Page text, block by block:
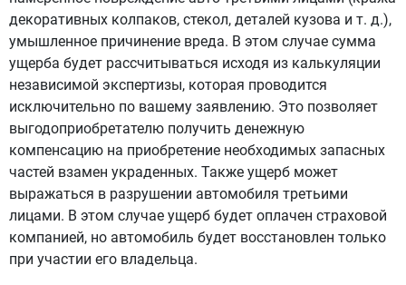
декоративных колпаков, стекол, деталей кузова и т. д.),
умышленное причинение вреда. В этом случае сумма
ущерба будет рассчитываться исходя из калькуляции
независимой экспертизы, которая проводится
исключительно по вашему заявлению. Это позволяет
выгодоприобретателю получить денежную
компенсацию на приобретение необходимых запасных
частей взамен украденных. Также ущерб может
выражаться в разрушении автомобиля третьими
лицами. В этом случае ущерб будет оплачен страховой
компанией, но автомобиль будет восстановлен только
при участии его владельца.